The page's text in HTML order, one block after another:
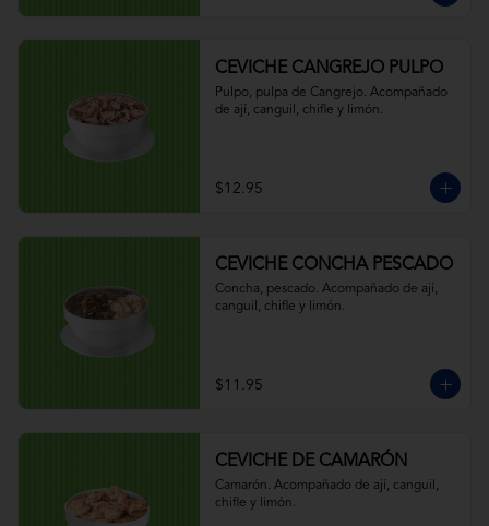
CEVICHE CANGREJO PULPO
Pulpo, pulpa de Cangrejo. Acompañado
de ají, canguil, chifle y limón.
$12.95
CEVICHE CONCHA PESCADO
Concha, pescado. Acompañado de ají,
canguil, chifle y limón.
$11.95
CEVICHE DE CAMARÓN
Camarón. Acompañado de ají, canguil,
chifle y limón.